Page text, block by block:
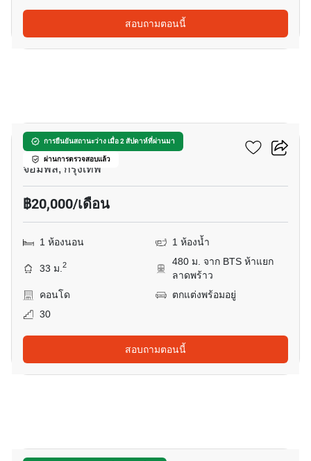
สอบถามตอนนี้
การยืนยันสถานะว่าง เมื่อ 2 สัปดาห์ที่ผ่านมา
ผ่านการตรวจสอบแล้ว
เดอะ ไลน์ ไวบ์ พหลโยธิน
จอมพล, กรุงเทพ
฿20,000/เดือน
1 ห้องนอน 1 ห้องน้ำ
33 ม.2
480 ม. จาก BTS ห้าแยก
ลาดพร้าว
คอนโด
ตกแต่งพร้อมอยู่
30
สอบถามตอนนี้